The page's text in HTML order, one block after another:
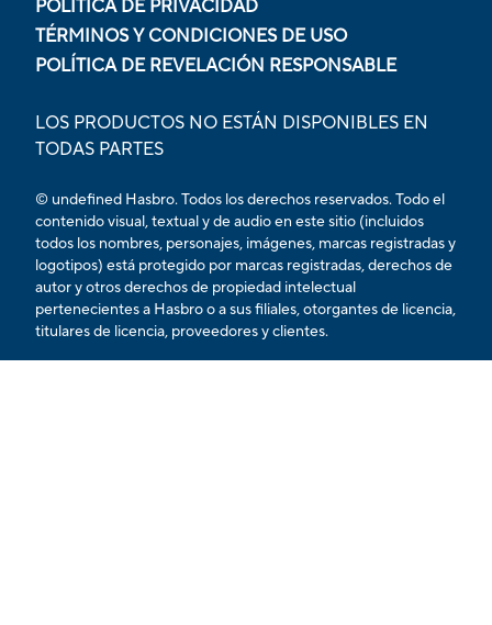
POLÍTICA DE PRIVACIDAD
TÉRMINOS Y CONDICIONES DE USO
POLÍTICA DE REVELACIÓN RESPONSABLE
LOS PRODUCTOS NO ESTÁN DISPONIBLES EN
TODAS PARTES
© undefined Hasbro. Todos los derechos reservados. Todo el
contenido visual, textual y de audio en este sitio (incluidos
todos los nombres, personajes, imágenes, marcas registradas y
logotipos) está protegido por marcas registradas, derechos de
autor y otros derechos de propiedad intelectual
pertenecientes a Hasbro o a sus filiales, otorgantes de licencia,
titulares de licencia, proveedores y clientes.